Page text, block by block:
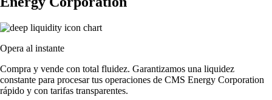
Opera al instante
Compra y vende con total fluidez. Garantizamos una liquidez
constante para procesar tus operaciones de CMS Energy Corporation
rápido y con tarifas transparentes.